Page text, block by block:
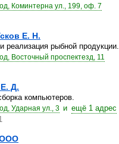
Коминтерна ул., 199, оф. 7
Е. Н.
реализация рыбной продукции.
Восточный проспектезд, 11
Д.
компьютеров.
Ударная ул., 3 и ещё 1 адрес